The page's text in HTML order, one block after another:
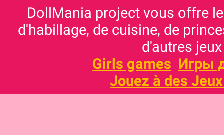
DollMania project vous offre
d'habillage, de cuisine, de
d'autres
Girls games Игры
Jouez à des